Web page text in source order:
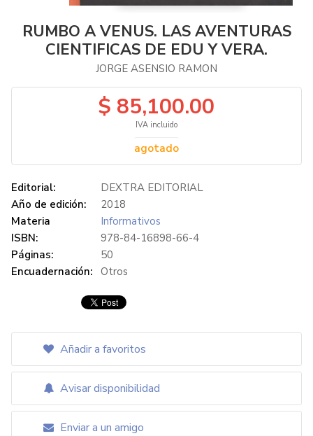
RUMBO A VENUS. LAS AVENTURAS
CIENTIFICAS DE EDU Y VERA.
JORGE ASENSIO RAMON
$ 85,100.00
IVA incluido
agotado
Editorial:
DEXTRA EDITORIAL
Año de edición:
2018
Materia
Informativos
ISBN:
978-84-16898-66-4
Páginas:
50
Encuadernación: Otros
Añadir a favoritos
Avisar disponibilidad
Enviar a un amigo